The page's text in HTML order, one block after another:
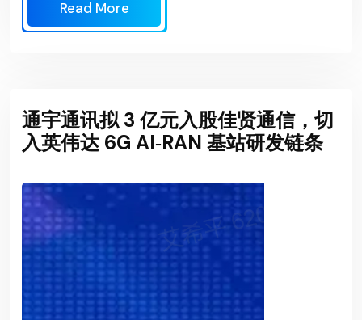
Read More
通宇通讯拟 3 亿元入股佳贤通信，切
入英伟达 6G AI‑RAN 基站研发链条